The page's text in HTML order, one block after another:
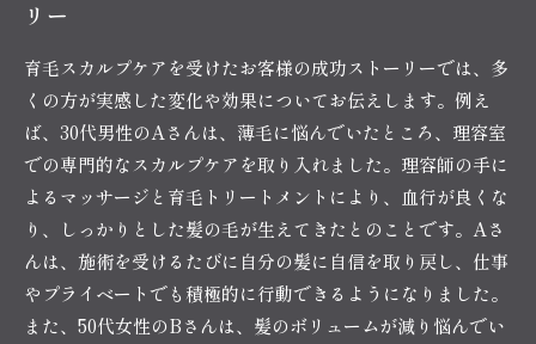
リー
育毛スカルプケアを受けたお客様の成功ストーリーでは、多
くの方が実感した変化や効果についてお伝えします。例え
ば、30代男性のAさんは、薄毛に悩んでいたところ、理容室
での専門的なスカルプケアを取り入れました。理容師の手に
よるマッサージと育毛トリートメントにより、血行が良くな
り、しっかりとした髪の毛が生えてきたとのことです。Aさ
んは、施術を受けるたびに自分の髪に自信を取り戻し、仕事
やプライベートでも積極的に行動できるようになりました。
また、50代女性のBさんは、髪のボリュームが減り悩んでい